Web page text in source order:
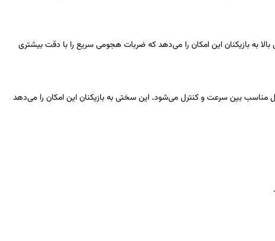
به بازیکنان این امکان را می‌دهد که ضربات هجومی سریع را با دقت بیشتری
مناسب بین سرعت و کنترل می‌شود. این سختی به بازیکنان این امکان را می‌دهد